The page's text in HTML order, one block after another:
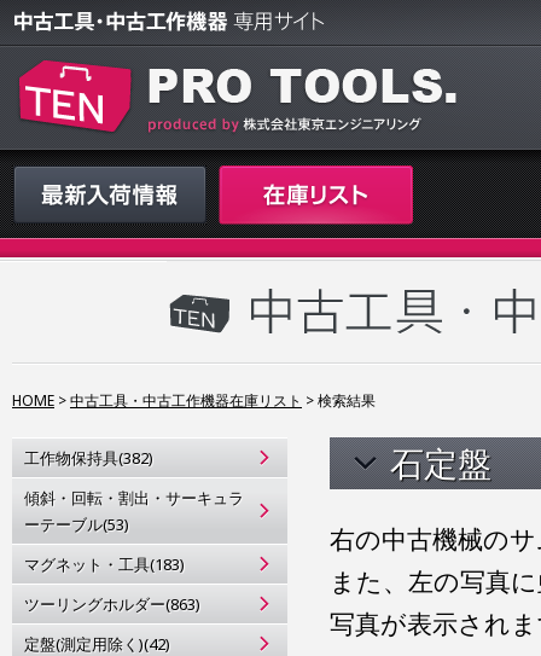
HOME >中古工具・中古工作機器在庫リスト >検索結果
工作物保持具(382)
傾斜・回転・割出・サーキュラ
ーテーブル(53)
マグネット・工具(183)
ツーリングホルダー(863)
定盤(測定用除く)(42)
石定盤
右の中古機械の
また、左の写真
写真が表示され